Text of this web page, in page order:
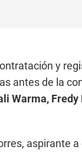
y
antes de la
Warma,
aspirante